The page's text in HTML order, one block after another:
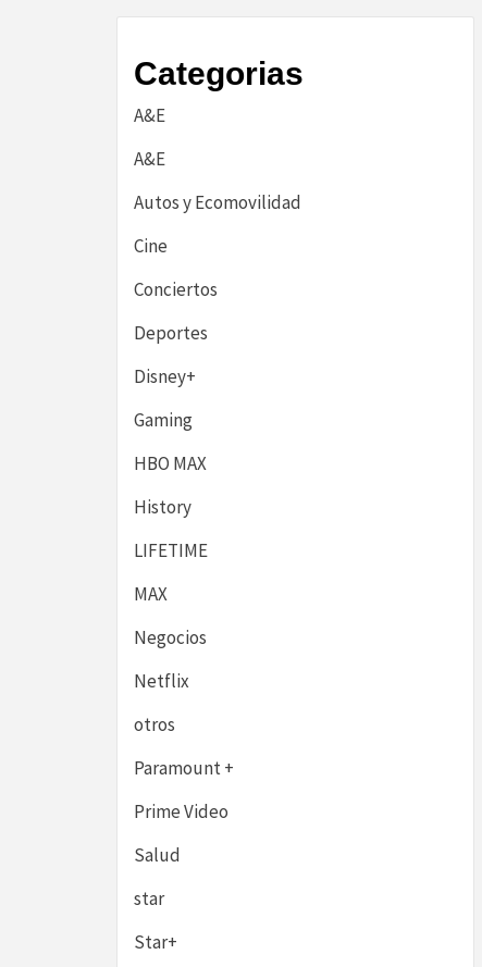
Categorias
A&E
A&E
Autos y Ecomovilidad
Cine
Conciertos
Deportes
Disney+
Gaming
HBO MAX
History
LIFETIME
MAX
Negocios
Netflix
otros
Paramount +
Prime Video
Salud
star
Star+